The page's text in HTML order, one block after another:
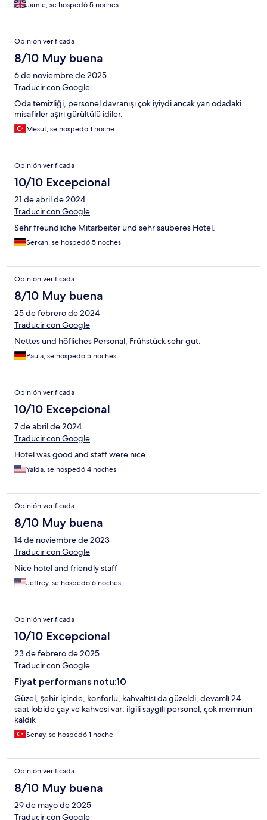
Jamie, se hospedó 5 noches
Opinión verificada
8/10 Muy buena
6 de noviembre de 2025
Traducir con Google
Oda temizliği, personel davranışı çok iyiydi ancak yan odadaki
misafirler aşırı gürültülü idiler.
Mesut, se hospedó 1 noche
Opinión verificada
10/10 Excepcional
21 de abril de 2024
Traducir con Google
Sehr freundliche Mitarbeiter und sehr sauberes Hotel.
Serkan, se hospedó 5 noches
Opinión verificada
8/10 Muy buena
25 de febrero de 2024
Traducir con Google
Nettes und höfliches Personal, Frühstück sehr gut.
Paula, se hospedó 5 noches
Opinión verificada
10/10 Excepcional
7 de abril de 2024
Traducir con Google
Hotel was good and staff were nice.
Yalda, se hospedó 4 noches
Opinión verificada
8/10 Muy buena
14 de noviembre de 2023
Traducir con Google
Nice hotel and friendly staff
Jeffrey, se hospedó 6 noches
Opinión verificada
10/10 Excepcional
23 de febrero de 2025
Traducir con Google
Fiyat performans notu:10
Güzel, şehir içinde, konforlu, kahvaltısı da güzeldi, devamlı 24
saat lobide çay ve kahvesi var; ilgili saygılı personel, çok memnun
kaldık
Senay, se hospedó 1 noche
Opinión verificada
8/10 Muy buena
29 de mayo de 2025
Traducir con Google